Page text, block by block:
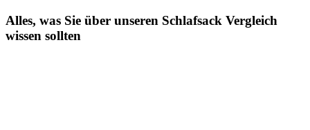
Alles, was Sie über unseren Schlafsack Vergleich
wissen sollten